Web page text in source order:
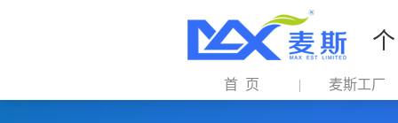
首 页 麦斯工厂